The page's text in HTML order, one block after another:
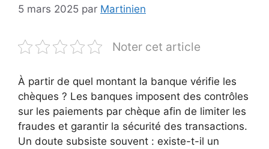
5 mars 2025 par Martinien
Noter cet article
À partir de quel montant la banque vérifie les
chèques ? Les banques imposent des contrôles
sur les paiements par chèque afin de limiter les
fraudes et garantir la sécurité des transactions.
Un doute subsiste souvent : existe-t-il un